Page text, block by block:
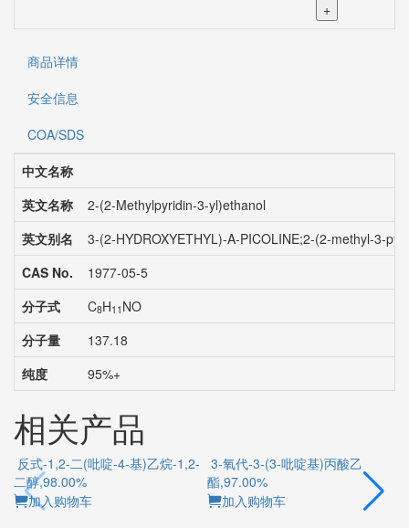
+
商品详情
安全信息
COA/SDS
中文名称
英文名称
2-(2-Methylpyridin-3-yl)ethanol
英文别名
3-(2-HYDROXYETHYL)-A-PICOLINE;2-(2-methyl-3-
CAS No.
1977-05-5
分子式
C8H11 NO
分子量
137.18
纯度
95%+
相关产品
反式-1,2-二(吡啶-4-基)乙烷-1,2-
二醇,98.00%
加入购物车
3-氧代-3-(3-吡啶基)丙酸乙
酯,97.00%
加入购物车